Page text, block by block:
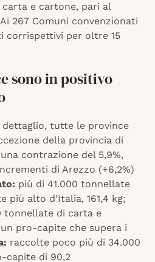
e cartone, pari al
267 Comuni convenzionati
corrispettivi per oltre 15
sono in positivo
tutte le province
della provincia di
contrazione del 5,9%,
di Arezzo (+6,2%)
più di 41.000 tonnellate
più alto d’Italia, 161,4 kg;
tonnellate di carta e
pro-capite che supera i
raccolte poco più di 34.000
capite di 90,2